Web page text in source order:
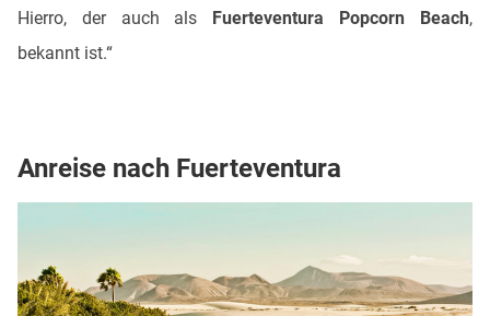
Hierro, der auch als
Fuerteventura Popcorn Beach,
bekannt ist.“
Anreise nach Fuerteventura